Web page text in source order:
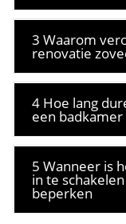
3 Waarom
renovatie
4 Hoe lang
een
5 Wanneer is
in te
beperken